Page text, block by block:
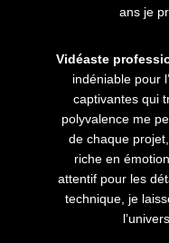
ans je
Vidéaste
indéniable pour
captivantes qui
polyvalence me
de chaque
riche en
attentif pour les
technique, je